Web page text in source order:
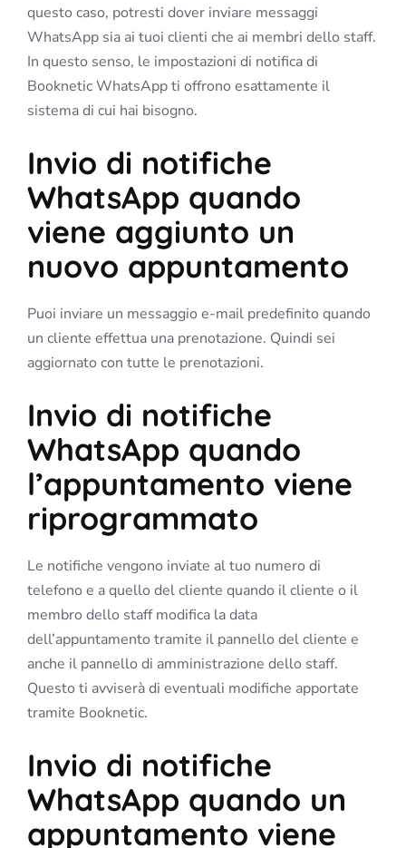
questo caso, potresti dover inviare messaggi
WhatsApp sia ai tuoi clienti che ai membri dello staff.
In questo senso, le impostazioni di notifica di
Booknetic WhatsApp ti offrono esattamente il
sistema di cui hai bisogno.
Invio di notifiche
WhatsApp quando
viene aggiunto un
nuovo appuntamento
Puoi inviare un messaggio e-mail predefinito quando
un cliente effettua una prenotazione. Quindi sei
aggiornato con tutte le prenotazioni.
Invio di notifiche
WhatsApp quando
l’appuntamento viene
riprogrammato
Le notifiche vengono inviate al tuo numero di
telefono e a quello del cliente quando il cliente o il
membro dello staff modifica la data
dell’appuntamento tramite il pannello del cliente e
anche il pannello di amministrazione dello staff.
Questo ti avviserà di eventuali modifiche apportate
tramite Booknetic.
Invio di notifiche
WhatsApp quando un
appuntamento viene